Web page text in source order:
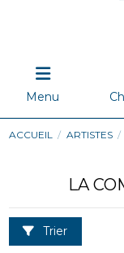
Menu
ACCUEIL ARTISTES
LA
Trier